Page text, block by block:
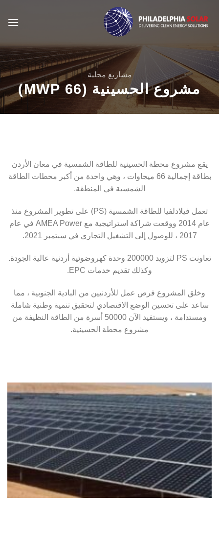
للمحتوى
مشاريع محلية
مشروع الحسينية (66 MWP)
يقع مشروع محطة الحسينية للطاقة الشمسية في معان الأردن
بطاقة إجمالية 66 ميجاوات ، وهي واحدة من أكبر محطات الطاقة
الشمسية في المنطقة.
تعمل فيلادلفيا للطاقة الشمسية (PS) على تطوير المشروع منذ
عام 2014 ووقعت شراكة استراتيجية مع AMEA Power في عام
2017 ، للوصول إلى التشغيل التجاري في سبتمبر 2021.
تعاونت PS لتزويد 200000 وحدة كهروضوئية أردنية عالية الجودة.
وكذلك تقديم خدمات EPC.
وخلق المشروع فرص عمل للأردنيين من البادية الجنوبية ، مما
ساعد على تحسين الوضع الاقتصادي لتحقيق تنمية وطنية شاملة
ومستدامة ، ويستفيد الآن 50000 أسرة من الطاقة النظيفة من
مشروع محطة الحسينية.